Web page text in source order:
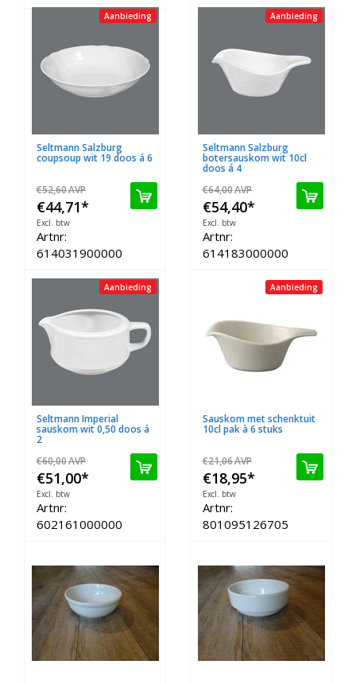
Aanbieding
Seltmann Salzburg
coupsoup wit 19 doos á 6
€52,60AVP
€44,71*
Excl. btw
Artnr:
614031900000
Aanbieding
Seltmann Salzburg
botersauskom wit 10cl
doos á 4
€64,00AVP
€54,40*
Excl. btw
Artnr:
614183000000
Aanbieding
Seltmann Imperial
sauskom wit 0,50 doos á
2
€60,00AVP
€51,00*
Excl. btw
Artnr:
602161000000
Aanbieding
Sauskom met schenktuit
10cl pak à 6 stuks
€21,06AVP
€18,95*
Excl. btw
Artnr:
801095126705